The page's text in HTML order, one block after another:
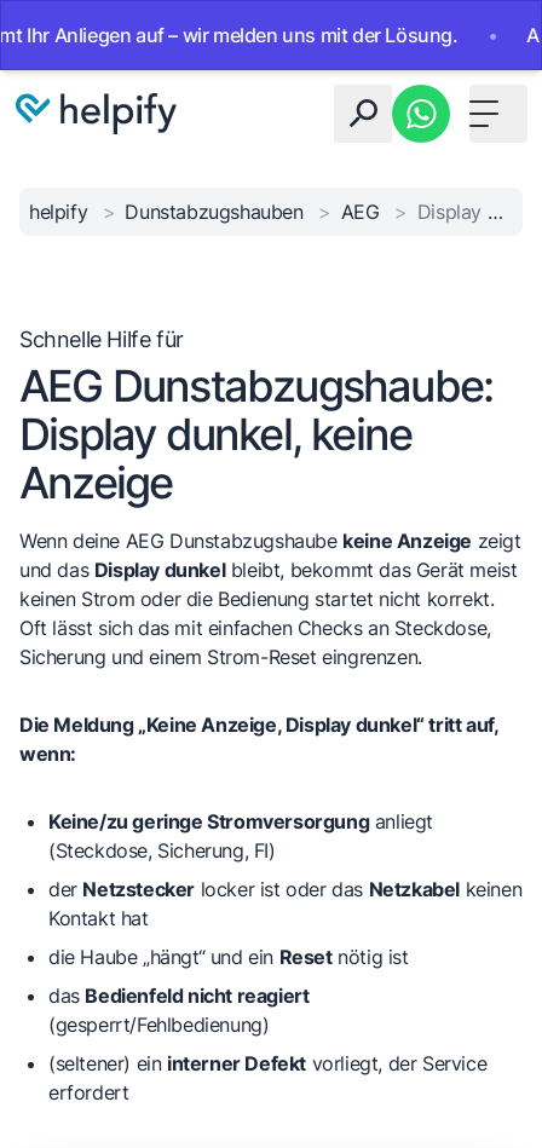
auf – wir melden uns mit der Lösung. • Ab
Toggle
helpify > Dunstabzugshauben > AEG > Display ohne Strom
Schnelle Hilfe für
AEG Dunstabzugshaube:
Display dunkel, keine
Anzeige
Wenn deine AEG Dunstabzugshaube keine Anzeige zeigt
und das Display dunkelbleibt, bekommt das Gerät meist
keinen Strom oder die Bedienung startet nicht korrekt.
Oft lässt sich das mit einfachen Checks an Steckdose,
Sicherung und einem Strom-Reset eingrenzen.
Die Meldung „Keine Anzeige, Display dunkel“ tritt auf,
wenn:
Keine/zu geringe Stromversorgunganliegt
(Steckdose, Sicherung, FI)
der Netzstecker locker ist oder das Netzkabel keinen
Kontakt hat
die Haube „hängt“ und ein Resetnötig ist
das Bedienfeld nicht reagiert
(gesperrt/Fehlbedienung)
(seltener) ein interner Defekt vorliegt, der Service
erfordert